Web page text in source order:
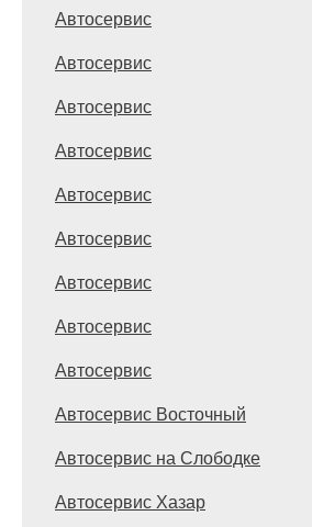
Автосервис
Автосервис
Автосервис
Автосервис
Автосервис
Автосервис
Автосервис
Автосервис
Автосервис
Автосервис Восточный
Автосервис на Слободке
Автосервис Хазар